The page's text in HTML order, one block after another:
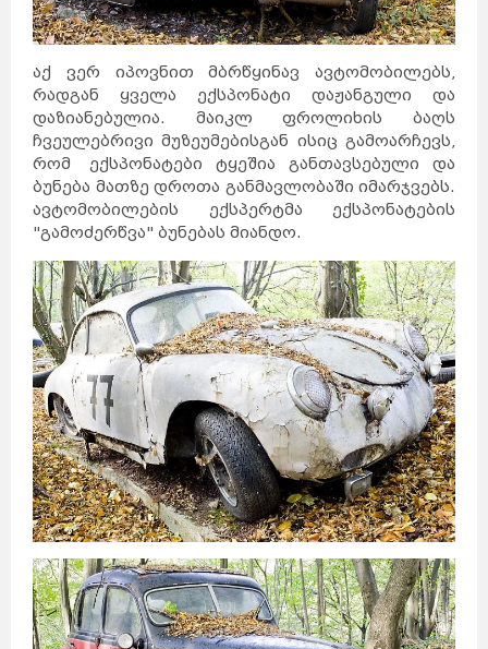
აქ ვერ იპოვნით მბრწყინავ ავტომობილებს,
რადგან ყველა ექსპონატი დაჟანგული და
დაზიანებულია. მაიკლ ფროლიხის ბაღს
ჩვეულებრივი მუზეუმებისგან ისიც გამოარჩევს,
რომ ექსპონატები ტყეშია განთავსებული და
ბუნება მათზე დროთა განმავლობაში იმარჯვებს.
ავტომობილების ექსპერტმა ექსპონატების
"გამოძერწვა" ბუნებას მიანდო.